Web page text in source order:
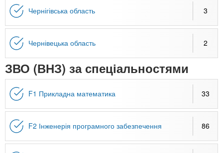
Чернігівська область 3
Чернівецька область 2
ЗВО (ВНЗ) за спеціальностями
F1 Прикладна математика 33
F2 Інженерія програмного забезпечення 86